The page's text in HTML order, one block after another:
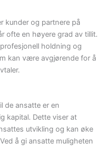
kunder og partnere på
ofte en høyere grad av tillit.
holdning og
kan være avgjørende for å
de ansatte er en
kapital. Dette viser at
utvikling og kan øke
å gi ansatte muligheten